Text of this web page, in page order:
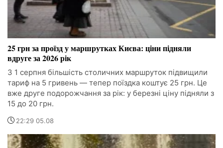
25 грн за проїзд у маршрутках Києва: ціни підняли
вдруге за 2026 рік
З 1 серпня більшість столичних маршруток підвищили
тариф на 5 гривень — тепер поїздка коштує 25 грн. Це
вже друге подорожчання за рік: у березні ціну підняли з
15 до 20 грн.
22:29 05.08